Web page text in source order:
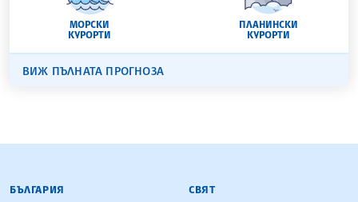
МОРСКИ
КУРОРТИ
ПЛАНИНСКИ
КУРОРТИ
ВИЖ ПЪЛНАТА ПРОГНОЗА
БЪЛГАРСКА ТЕЛЕГРАФНА АГЕНЦИЯ
БЪЛГАРИЯ СВЯТ